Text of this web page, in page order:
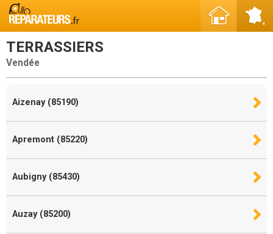
TERRASSIERS
Vendée
Aizenay (85190)
Apremont (85220)
Aubigny (85430)
Auzay (85200)